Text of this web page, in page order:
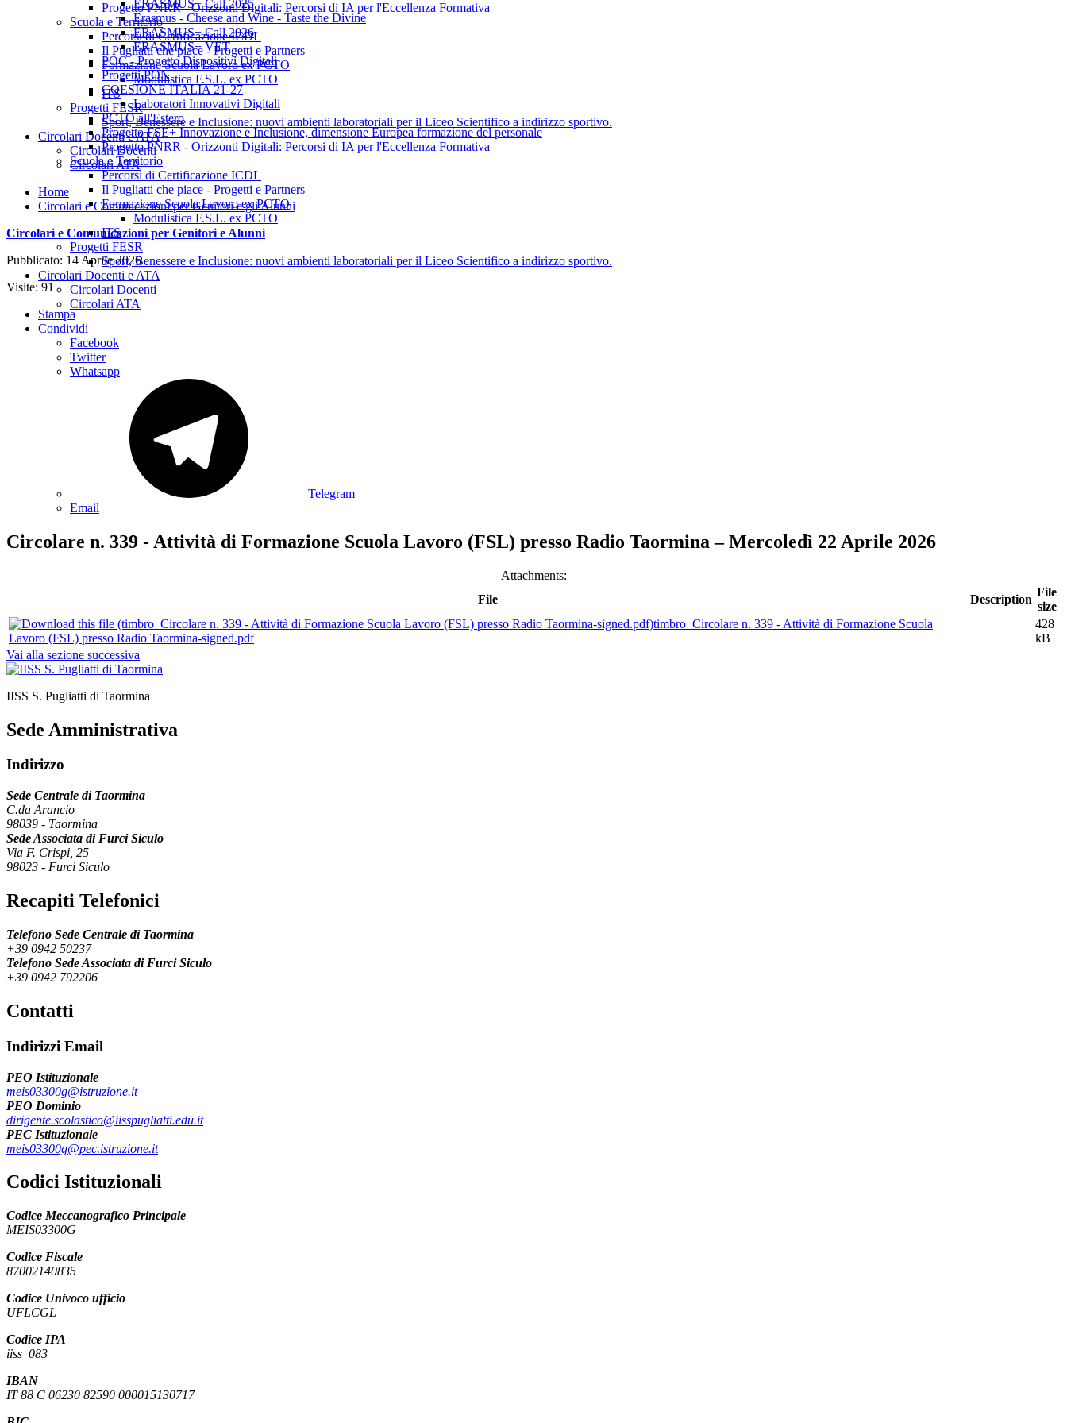
ERASMUS+ Call 2025
Erasmus - Cheese and Wine - Taste the Divine
ERASMUS+ Call 2026
ERASMUS+ VET
POC - Progetto Dispositivi Digitali
Progetti PON
COESIONE ITALIA 21-27
Laboratori Innovativi Digitali
PCTO all'Estero
Progetto FSE+ Innovazione e Inclusione, dimensione Europea formazione del personale
Progetto PNRR - Orizzonti Digitali: Percorsi di IA per l'Eccellenza Formativa
Scuola e Territorio
Percorsi di Certificazione ICDL
Il Pugliatti che piace - Progetti e Partners
Formazione Scuola Lavoro ex PCTO
Modulistica F.S.L. ex PCTO
ITS
Progetti FESR
Sport, Benessere e Inclusione: nuovi ambienti laboratoriali per il Liceo Scientifico a indirizzo sportivo.
Circolari Docenti e ATA
Circolari Docenti
Circolari ATA
Progetto PNRR - Orizzonti Digitali: Percorsi di IA per l'Eccellenza Formativa
Scuola e Territorio
Percorsi di Certificazione ICDL
Il Pugliatti che piace - Progetti e Partners
Formazione Scuola Lavoro ex PCTO
Modulistica F.S.L. ex PCTO
ITS
Progetti FESR
Sport, Benessere e Inclusione: nuovi ambienti laboratoriali per il Liceo Scientifico a indirizzo sportivo.
Circolari Docenti e ATA
Circolari Docenti
Circolari ATA
Home
Circolari e Comunicazioni per Genitori e gli Alunni
Circolari e Comunicazioni per Genitori e Alunni
Pubblicato: 14 Aprile 2026
Visite: 91
Stampa
Condividi
Facebook
Twitter
Whatsapp
Telegram
Email
Circolare n. 339 - Attività di Formazione Scuola Lavoro (FSL) presso Radio Taormina – Mercoledì 22 Aprile 2026
Attachments:
File
Description
File
size
timbro_Circolare n. 339 - Attività di Formazione Scuola
Lavoro (FSL) presso Radio Taormina-signed.pdf
428
kB
Vai alla sezione successiva
IISS S. Pugliatti di Taormina
Sede Amministrativa
Indirizzo
Sede Centrale di Taormina
C.da Arancio
98039 - Taormina
Sede Associata di Furci Siculo
Via F. Crispi, 25
98023 - Furci Siculo
Recapiti Telefonici
Telefono Sede Centrale di Taormina
+39 0942 50237
Telefono Sede Associata di Furci Siculo
+39 0942 792206
Contatti
Indirizzi Email
PEO Istituzionale
meis03300g@istruzione.it
PEO Dominio
dirigente.scolastico@iisspugliatti.edu.it
PEC Istituzionale
meis03300g@pec.istruzione.it
Codici Istituzionali
Codice Meccanografico Principale
MEIS03300G
Codice Fiscale
87002140835
Codice Univoco ufficio
UFLCGL
Codice IPA
iiss_083
IBAN
IT 88 C 06230 82590 000015130717